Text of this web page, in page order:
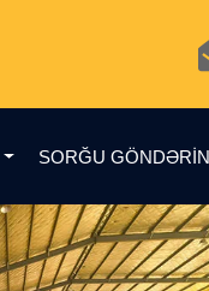
SORĞU